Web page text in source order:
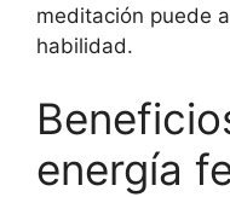
meditación puede
habilidad.
energía